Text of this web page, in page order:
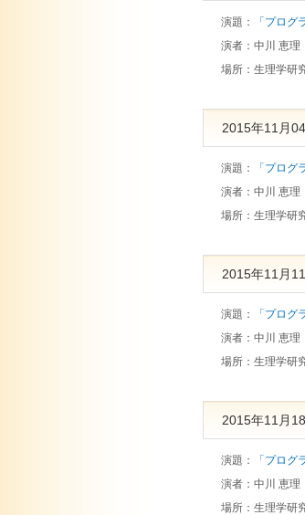
演題：
「プログ
演者： 中川 恵理
場所： 生理学研
2015年11月
演題：
「プログ
演者： 中川 恵理
場所： 生理学研
2015年11月
演題：
「プログ
演者： 中川 恵理
場所： 生理学研
2015年11月
演題：
「プログ
演者： 中川 恵理
場所： 生理学研